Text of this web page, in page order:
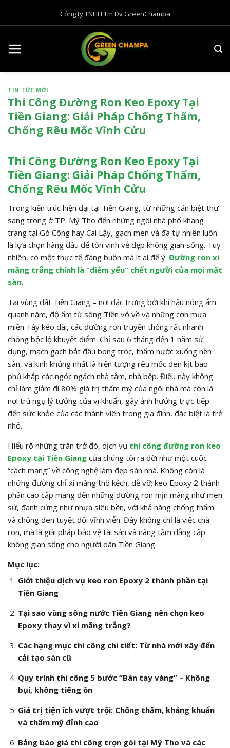
Công ty TNHH Tm Dv GreenChampa
TIN TỨC MỚI
Thi Công Đường Ron Keo Epoxy Tại
Tiền Giang: Giải Pháp Chống Thấm,
Chống Rêu Mốc Vĩnh Cửu
Thi Công Đường Ron Keo Epoxy Tại
Tiền Giang: Giải Pháp Chống Thấm,
Chống Rêu Mốc Vĩnh Cửu
Trong kiến trúc hiện đại tại Tiền Giang, từ những căn biệt thự
sang trọng ở TP. Mỹ Tho đến những ngôi nhà phố khang
trang tại Gò Công hay Cai Lậy, gạch men và đá tự nhiên luôn
là lựa chọn hàng đầu để tôn vinh vẻ đẹp không gian sống. Tuy
nhiên, có một thực tế đáng buồn mà ít ai để ý: Đường ron xi
măng trắng chính là “điểm yếu” chết người của mọi mặt
sàn.
Tại vùng đất Tiền Giang – nơi đặc trưng bởi khí hậu nóng ẩm
quanh năm, độ ẩm từ sông Tiền vỗ về và những cơn mưa
miền Tây kéo dài, các đường ron truyền thống rất nhanh
chóng bộc lộ khuyết điểm. Chỉ sau 6 tháng đến 1 năm sử
dụng, mạch gạch bắt đầu bong tróc, thấm nước xuống nền
sàn, và kinh khủng nhất là hiện tượng rêu mốc đen kịt bao
phủ khắp các ngóc ngách nhà tắm, nhà bếp. Điều này không
chỉ làm giảm đi 80% giá trị thẩm mỹ của ngôi nhà mà còn là
nơi trú ngụ lý tưởng của vi khuẩn, gây ảnh hưởng trực tiếp
đến sức khỏe của các thành viên trong gia đình, đặc biệt là trẻ
nhỏ.
Hiểu rõ những trăn trở đó, dịch vụ thi công đường ron keo
Epoxy tại Tiền Giang của chúng tôi ra đời như một cuộc
“cách mạng” về công nghệ làm đẹp sàn nhà. Không còn là
những đường chỉ xi măng thô kệch, dễ vỡ; keo Epoxy 2 thành
phần cao cấp mang đến những đường ron mịn màng như men
sứ, đanh cứng như nhựa siêu bền, với khả năng chống thấm
và chống đen tuyệt đối vĩnh viễn. Đây không chỉ là việc chà
ron, mà là giải pháp bảo vệ tài sản và nâng tầm đẳng cấp
không gian sống cho người dân Tiền Giang.
Mục lục:
Giới thiệu dịch vụ keo ron Epoxy 2 thành phần tại
Tiền Giang
Tại sao vùng sông nước Tiền Giang nên chọn keo
Epoxy thay vì xi măng trắng?
Các hạng mục thi công chi tiết: Từ nhà mới xây đến
cải tạo sàn cũ
Quy trình thi công 5 bước “Bàn tay vàng” – Không
bụi, không tiếng ồn
Giá trị tiện ích vượt trội: Chống thấm, kháng khuẩn
và thẩm mỹ đỉnh cao
Bảng báo giá thi công trọn gói tại Mỹ Tho và các